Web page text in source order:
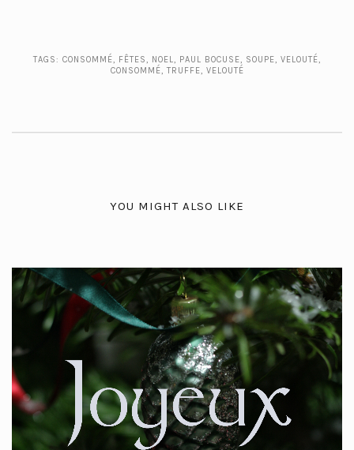
TAGS: CONSOMMÉ, FÊTES, NOEL, PAUL BOCUSE, SOUPE, VELOUTÉ,
CONSOMMÉ, TRUFFE, VELOUTÉ
YOU MIGHT ALSO LIKE